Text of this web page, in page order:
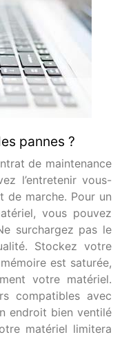
pannes ?
de maintenance
l’entretenir vous-
de marche. Pour un
vous pouvez
surchargez pas le
Stockez votre
est saturée,
votre matériel.
compatibles avec
endroit bien ventilé
matériel limitera